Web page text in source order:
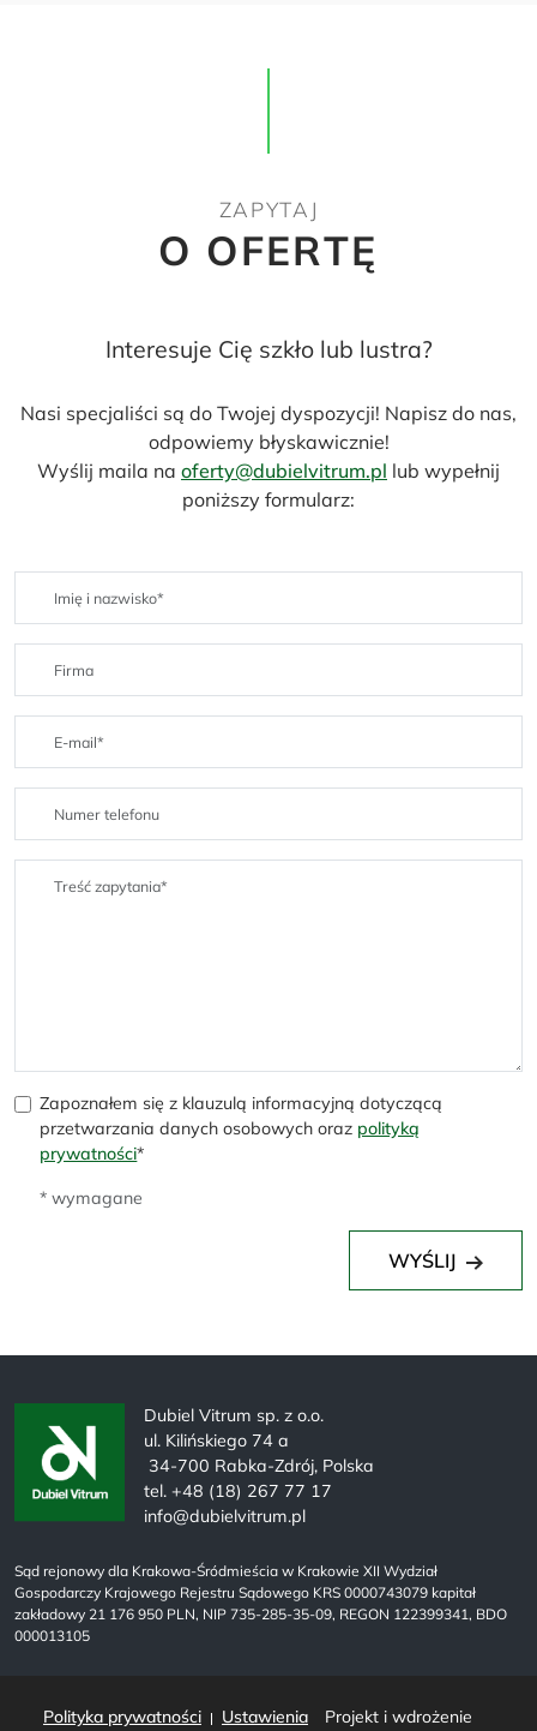
ZAPYTAJ
O OFERTĘ
Interesuje Cię szkło lub lustra?
Nasi specjaliści są do Twojej dyspozycji! Napisz do nas,
odpowiemy błyskawicznie!
Wyślij maila na oferty@dubielvitrum.pl lub wypełnij
poniższy formularz:
Zapoznałem się z klauzulą informacyjną dotyczącą
przetwarzania danych osobowych oraz polityką
prywatności*
* wymagane
WYŚLIJ
Dubiel Vitrum sp. z o.o.
ul. Kilińskiego 74 a
34-700 Rabka-Zdrój, Polska
tel. +48 (18) 267 77 17
info@dubielvitrum.pl
Sąd rejonowy dla Krakowa-Śródmieścia w Krakowie XII Wydział
Gospodarczy Krajowego Rejestru Sądowego KRS 0000743079 kapitał
zakładowy 21 176 950 PLN, NIP 735-285-35-09, REGON 122399341, BDO
000013105
Polityka prywatności Ustawienia Projekt i wdrożenie